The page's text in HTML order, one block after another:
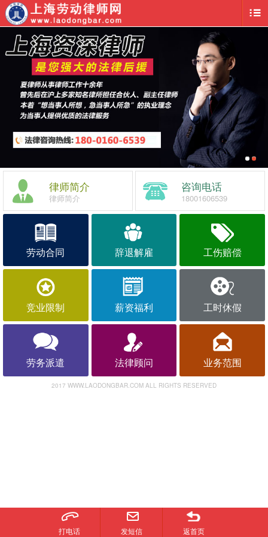
律师简介
律师简介
咨询电话
18001606539
劳动合同 辞退解雇 工伤赔偿
竞业限制 薪资福利 工时休假
劳务派遣 法律顾问 业务范围
2017 WWW.LAODONGBAR.COM ALL RIGHTS RESERVED
打电话 发短信 返首页